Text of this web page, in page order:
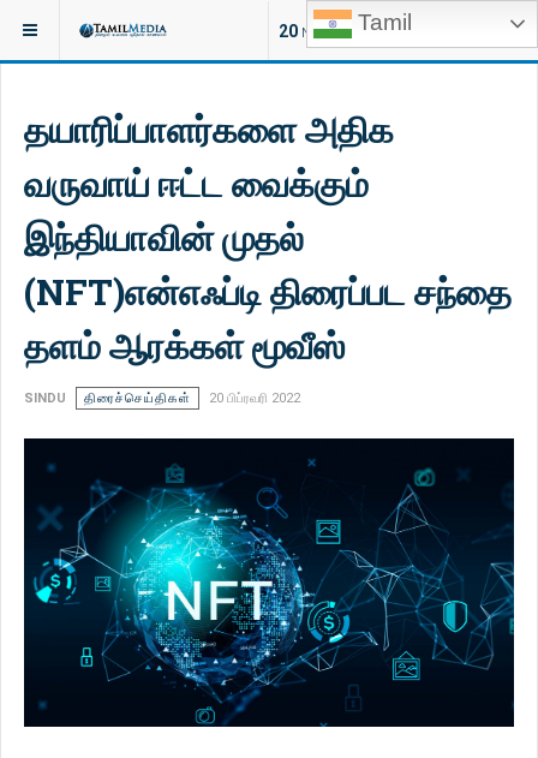
Tamil
20 NEW ARTICLES
இருக்குமிடம்: சினிமா திரைச்செய்திகள்
தயாரிப்பாளர்களை அதிக
வருவாய் ஈட்ட வைக்கும்
இந்தியாவின் முதல்
(NFT)என்எஃப்டி திரைப்பட சந்தை
தளம் ஆரக்கள் மூவீஸ்
SINDU திரைச்செய்திகள் 20 பிப்ரவரி 2022